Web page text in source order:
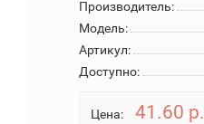
Производитель:
Модель:
Артикул:
Доступно:
Цена: 41.60 р.